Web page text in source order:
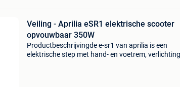
Veiling - Aprilia eSR1 elektrische scooter
opvouwbaar 350W
Productbeschrijvingde e-sr1 van aprilia is een
elektrische step met hand- en voetrem, verlichting